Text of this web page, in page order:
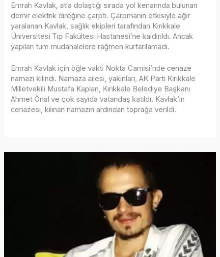
Emrah Kavlak, atla dolaştığı sırada yol kenarında bulunan
demir elektrik direğine çarptı. Çarpmanın etkisiyle ağır
yaralanan Kavlak, sağlık ekipleri tarafından Kırıkkale
Üniversitesi Tıp Fakültesi Hastanesi’ne kaldırıldı. Ancak
yapılan tüm müdahalelere rağmen kurtarılamadı.
Emrah Kavlak için öğle vakti Nokta Camisi’nde cenaze
namazı kılındı. Namaza ailesi, yakınları, AK Parti Kırıkkale
Milletvekili Mustafa Kaplan, Kırıkkale Belediye Başkanı
Ahmet Önal ve çok sayıda vatandaş katıldı. Kavlak’ın
cenazesi, kılınan namazın ardından toprağa verildi.